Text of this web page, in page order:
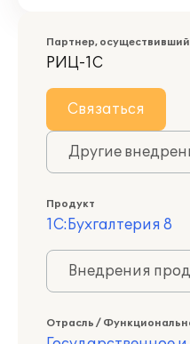
Партнер,
РИЦ-1С
Связаться
Другие
Продукт
1С:Бухгалтерия 8
Внедрения
Отрасль /